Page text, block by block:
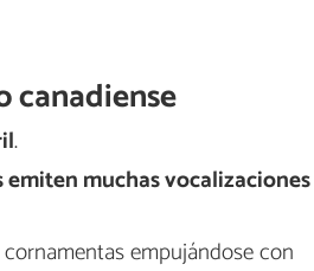
canadiense
.
emiten muchas vocalizaciones
empujándose con